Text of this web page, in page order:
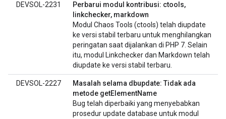
DEVSOL-2231
Perbarui modul kontribusi: ctools,
linkchecker, markdown
Modul Chaos Tools (ctools) telah diupdate
ke versi stabil terbaru untuk menghilangkan
peringatan saat dijalankan di PHP 7. Selain
itu, modul Linkchecker dan Markdown telah
diupdate ke versi stabil terbaru.
DEVSOL-2227
Masalah selama dbupdate: Tidak ada
metode getElementName
Bug telah diperbaiki yang menyebabkan
prosedur update database untuk modul